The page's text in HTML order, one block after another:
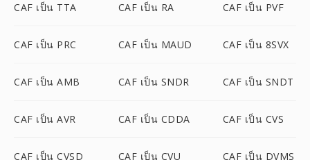
CAF เป็น TTA CAF เป็น RA CAF เป็น PVF
CAF เป็น PRC CAF เป็น MAUD CAF เป็น 8SVX
CAF เป็น AMB CAF เป็น SNDR CAF เป็น SNDT
CAF เป็น AVR CAF เป็น CDDA CAF เป็น CVS
CAF เป็น CVSD CAF เป็น CVU CAF เป็น DVMS